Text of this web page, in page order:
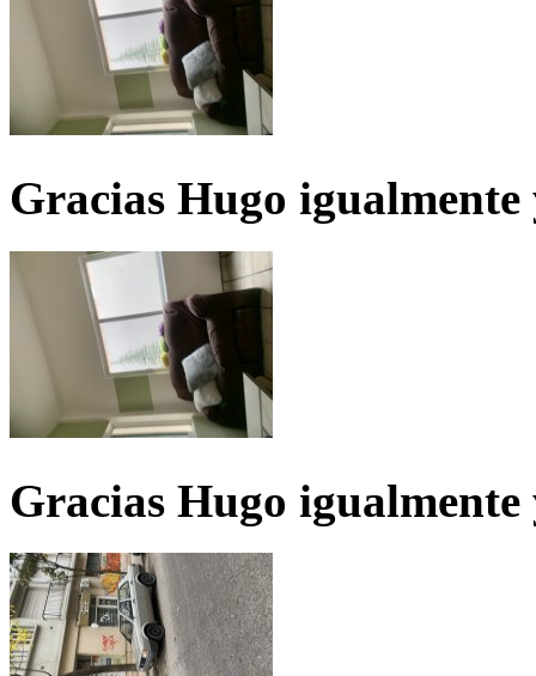
Gracias Hugo igualmente
Gracias Hugo igualmente